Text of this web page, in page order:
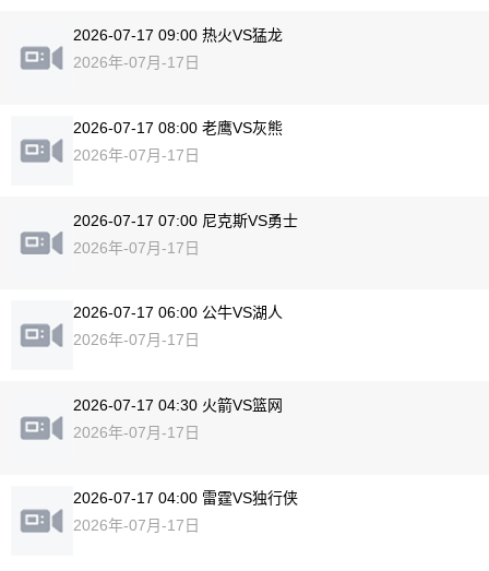
2026-07-17 09:00 热火VS猛龙
2026年-07月-17日
2026-07-17 08:00 老鹰VS灰熊
2026年-07月-17日
2026-07-17 07:00 尼克斯VS勇士
2026年-07月-17日
2026-07-17 06:00 公牛VS湖人
2026年-07月-17日
2026-07-17 04:30 火箭VS篮网
2026年-07月-17日
2026-07-17 04:00 雷霆VS独行侠
2026年-07月-17日